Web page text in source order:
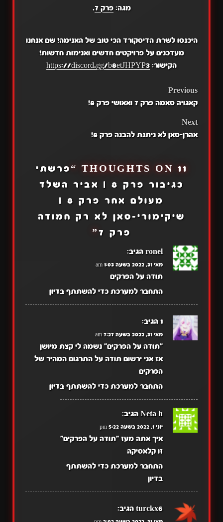
מגה:פרק 7 .
היכנסו לשרת הדיסקורד הכי טוב של האנימה! שם אנחנו
מעדכנים על פרויקטים חדשים ואנימות חדשות!
הקישור: https://discord.gg/b8etJHPYP3
POST
Previous
קאגויה סאמה פרק 7 ואאושי פרק 8!
Next
אהרן-סאן לא ניתנת להבנה פרק 8!
11 THOUGHTS ON “
פרשתי
כגיבור פרק 8 | אביר השלד
מעולם אחר פרק 8 |
שיקימורי-סאן לא רק חמודה
פרק 7
”
ronel הגיב:
מאי 31, 2022 בשעה 1:03 am
תודה על הפרקים
התחבר למערכת כדי להשתתף בדיון
1 הגיב:
מאי 31, 2022 בשעה 7:27 am
"תודה על הפרקים" נשמה לי קצת מיושן
אז אני ירשום תודה על התרגום המהיר של
הפרקים
התחבר למערכת כדי להשתתף בדיון
Neta h הגיב:
יוני 1, 2022 בשעה 5:22 pm
איך אתה מעז "תודה על הפרקים"
זו קלאסיקה
התחבר למערכת כדי להשתתף
בדיון
turckx6 הגיב: